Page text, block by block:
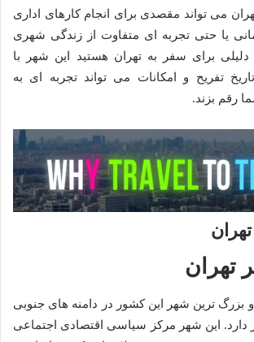
تهران می تواند مقصدی برای انجام کارهای اداری
یا حتی تجربه ای متفاوت از زندگی شهری
دلیلی برای سفر به تهران هستید این شهر با
تفریح و امکانات می تواند تجربه ای به
رقم بزند.
تهران
و بزرگ ترین شهر این کشور در دامنه های جنوبی
دارد. این شهر مرکز سیاسی اقتصادی اجتماعی